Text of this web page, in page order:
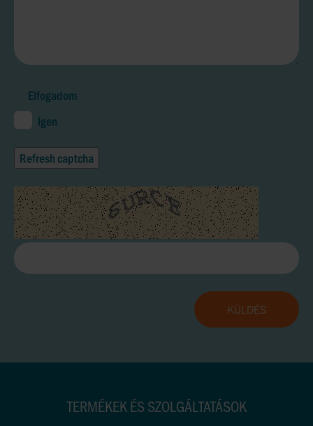
Elfogadom
Igen
Refresh captcha
TERMÉKEK ÉS SZOLGÁLTATÁSOK